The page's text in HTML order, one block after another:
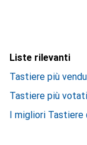
Liste rilevanti
Tastiere più
Tastiere più votati
I migliori Tastiere